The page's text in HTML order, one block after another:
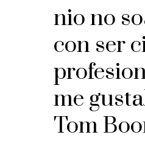
nio no
con ser
me
Tom